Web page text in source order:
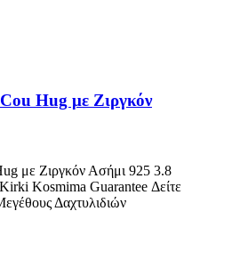
Hug με Ζιργκόν
με Ζιργκόν Ασήμι 925 3.8
Kosmima Guarantee Δείτε
Δαχτυλιδιών